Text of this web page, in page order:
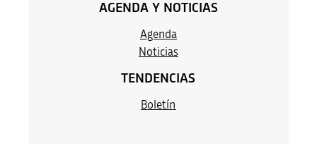
AGENDA Y NOTICIAS
Agenda
Noticias
TENDENCIAS
Boletín